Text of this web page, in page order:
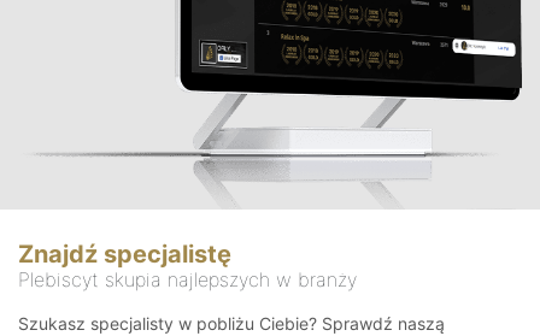
Znajdź specjalistę
Plebiscyt skupia najlepszych w branży
Szukasz specjalisty w pobliżu Ciebie? Sprawdź naszą